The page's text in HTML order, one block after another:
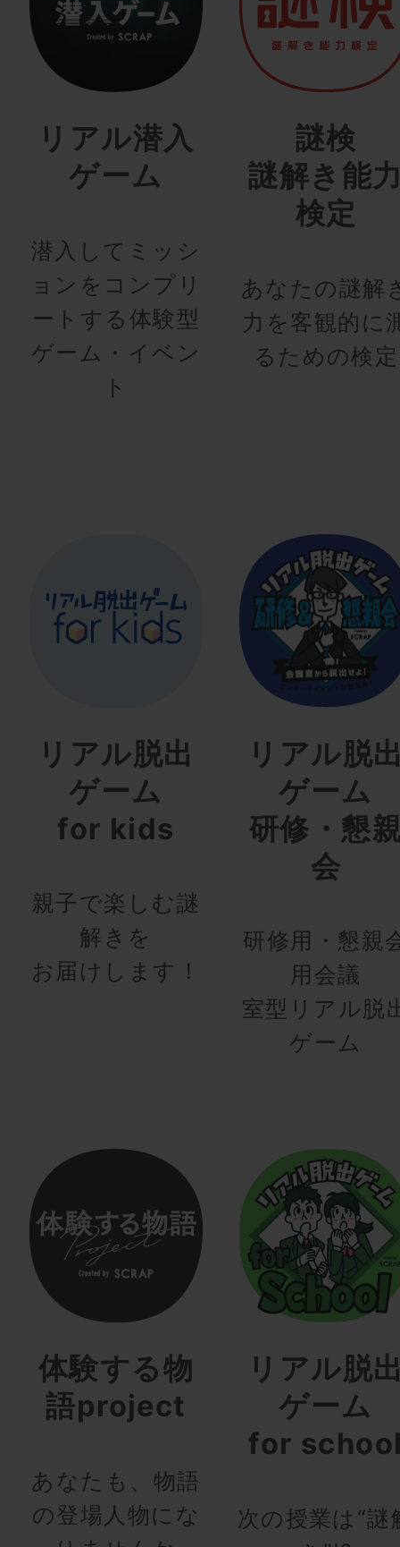
リアル潜入
ゲーム
潜入してミッシ
ョンをコンプリ
ートする体験型
ゲーム・イベン
ト
謎検
謎解き能
検定
あなたの謎解
力を客観的に
るための検定
リアル脱出
ゲーム
for kids
親子で楽しむ謎
解きを
お届けします！
リアル脱
ゲーム
研修・懇
会
研修用・懇親
用会議
室型リアル脱
ゲーム
体験する物
語project
あなたも、物語
の登場人物にな
リアル脱
ゲーム
for
次の授業は“謎